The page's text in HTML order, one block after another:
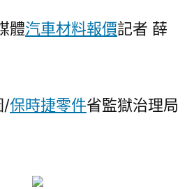
刀
奧
體汽車材料報價記者 薛
/保時捷零件省監獄治理局